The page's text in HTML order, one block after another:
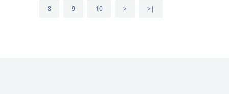
8 9 10 > >|